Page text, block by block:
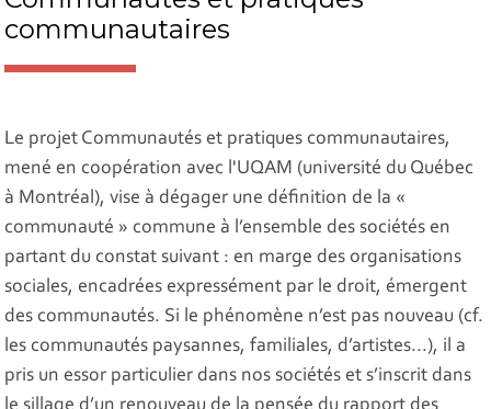
communautaires
Le projet Communautés et pratiques communautaires,
mené en coopération avec l'UQAM (université du Québec
à Montréal), vise à dégager une définition de la «
communauté » commune à l’ensemble des sociétés en
partant du constat suivant : en marge des organisations
sociales, encadrées expressément par le droit, émergent
des communautés. Si le phénomène n’est pas nouveau (cf.
les communautés paysannes, familiales, d’artistes...), il a
pris un essor particulier dans nos sociétés et s’inscrit dans